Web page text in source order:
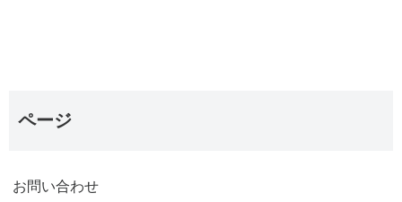
ページ
お問い合わせ